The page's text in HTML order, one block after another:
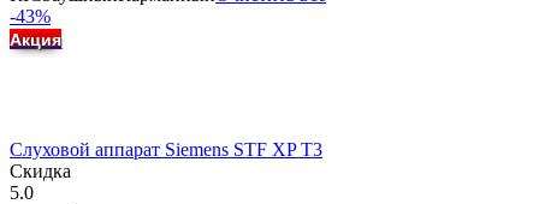
-43%
Акция
Слуховой аппарат Siemens STF XP T3
Скидка
5.0